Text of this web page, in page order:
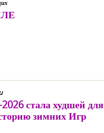
стала худшей для
зимних Игр